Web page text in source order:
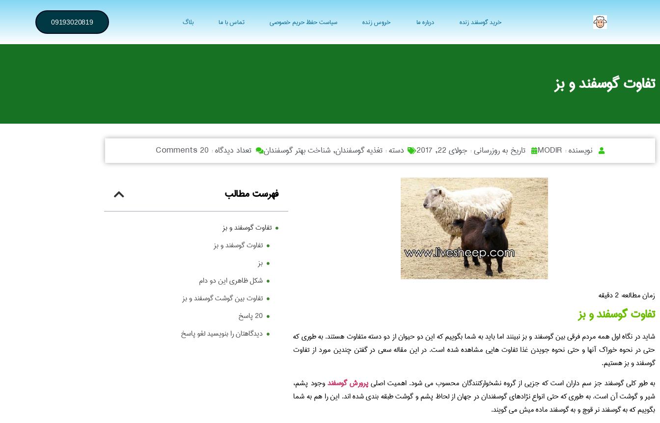
خرید گوسفند زنده درباره ما خروس زنده سیاست حفظ حریم خصوصی تماس با ما بلاگ 09193020819
تفاوت گوسفند و بز
نویسنده : تاریخ به روزرسانی : جولای 22, 2017 دسته :تغذیه گوسفندان,شناخت بهتر گوسفندان تعداد دیدگاه : 20 Comments
زمان مطالعه:2دقیقه
تفاوت گوسفند و بز
شاید در نگاه اول همه مردم فرقی بین گوسفند و بز نبینند اما باید به شما بگوییم که این دو حیوان از دو دسته متفاوت هستند. به طوری که
حتی در نحوه خوراک آنها و حتی نحوه جویدن غذا تفاوت هایی مشاهده شده است. در این مقاله سعی در گفتن چندین مورد از تفاوت
گوسفند و بز هستیم.
به طور کلی گوسفند جز سم داران است که جزیی از گروه نشخوارکنندگان محسوب می شود. اهمیت اصلیپرورش گوسفندوجود پشم،
شیر و گوشت آن است. به طوری که حتی انواع نژادهای گوسفندان در جهان از لحاظ پشم و گوشت طبقه بندی شده اند. این را هم به شما
بگوییم که به گوسفند نر قوچ و به گوسفند ماده میش می گویند.
فهرست مطالب
تفاوت گوسفند و بز
تفاوت گوسفند و بز
بز
شکل ظاهری این دو دام
تفاوت بین گوشت گوسفند و بز
20 پاسخ
دیدگاهتان را بنویسید لغو پاسخ